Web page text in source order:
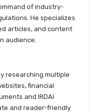
india
bupa health
health
health
of industry-
He specializes
articles, and content
audience.
researching multiple
financial
and IRDAI
and reader-friendly